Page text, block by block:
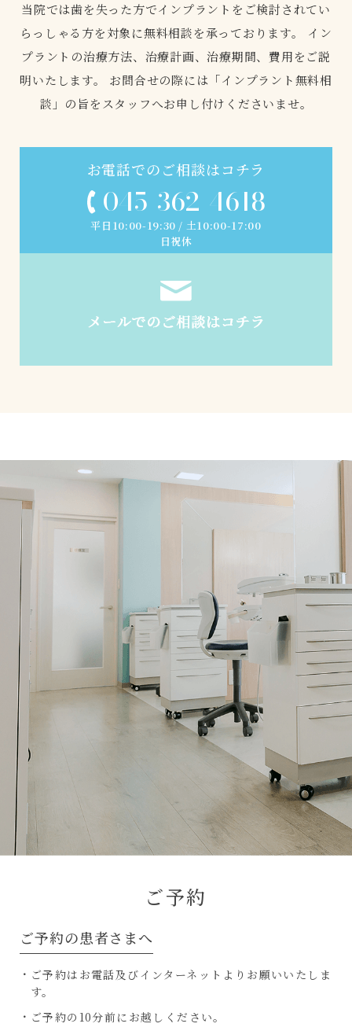
当院では歯を失った方でインプラントをご検討されてい
らっしゃる方を対象に無料相談を承っております。
イン
プラントの治療方法、治療計画、治療期間、費用をご説
明いたします。
お問合せの際には「インプラント無料相
談」の旨をスタッフへお申し付けくださいませ。
お電話でのご相談はコチラ
045-362-4618
平日10:00-19:30 / 土10:00-17:00
日祝休
ご予約
ご予約の患者さまへ
ご予約はお電話及びインターネットよりお願いいたしま
す。
ご予約の10分前にお越しください。